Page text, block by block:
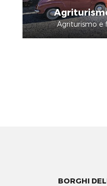
Agriturismo e
BORGHI